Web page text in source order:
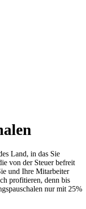
Land, in das Sie
von der Steuer befreit
und Ihre Mitarbeiter
profitieren, denn bis
nur mit 25%